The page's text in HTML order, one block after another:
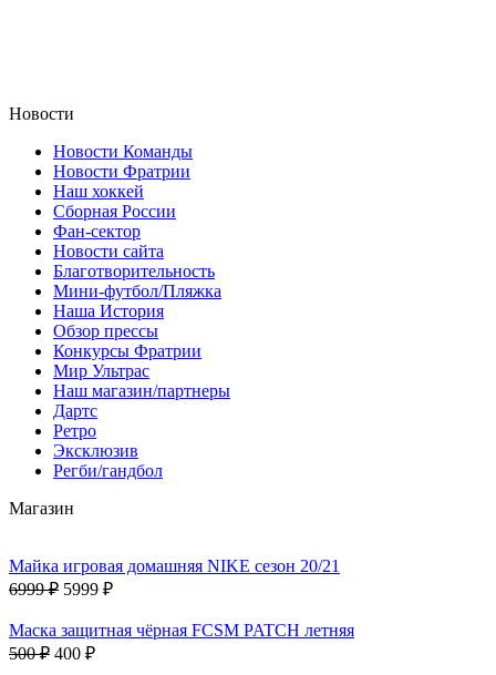
Новости
Новости Команды
Новости Фратрии
Наш хоккей
Сборная России
Фан-cектор
Новости сайта
Благотворительность
Мини-футбол/Пляжка
Наша История
Обзор прессы
Конкурсы Фратрии
Мир Ультрас
Наш магазин/партнеры
Дартс
Ретро
Эксклюзив
Регби/гандбол
Магазин
Майка игровая домашняя NIKE сезон 20/21
6999 ₽ 5999 ₽
Маска защитная чёрная FCSM PATCH летняя
500 ₽ 400 ₽